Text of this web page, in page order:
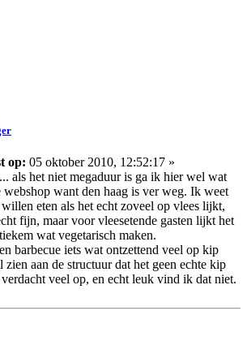
op: 05 oktober 2010, 12:52:17 »
als het niet megaduur is ga ik hier wel wat
want den haag is ver weg. Ik weet
eten als het echt zoveel op vlees lijkt,
fijn, maar voor vleesetende gasten lijkt het
wat vegetarisch maken.
barbecue iets wat ontzettend veel op kip
aan de structuur dat het geen echte kip
veel op, en echt leuk vind ik dat niet.